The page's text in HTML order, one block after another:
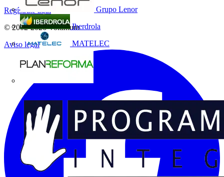
Grupo Lenor
Iberdrola
MATELEC
Regístrate aquí
© 2002-2026Voltimum
Aviso legal